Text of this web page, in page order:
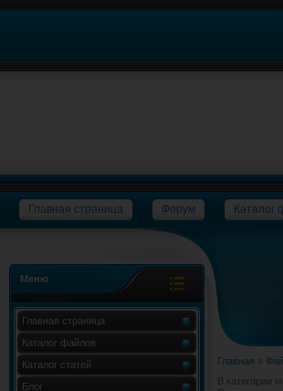
Главная страница Форум Каталог
Меню
Главная страница
Каталог файлов
Каталог статей
Блог
Главная »
В категории